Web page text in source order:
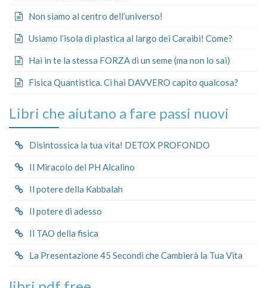
Non siamo al centro dell’universo!
Usiamo l’isola di plastica al largo dei Caraibi! Come?
Hai in te la stessa FORZA di un seme (ma non lo sai)
Fisica Quantistica. Ci hai DAVVERO capito qualcosa?
Libri che aiutano a fare passi nuovi
Disintossica la tua vita! DETOX PROFONDO
Il Miracolo del PH Alcalino
Il potere della Kabbalah
Il potere di adesso
Il TAO della fisica
La Presentazione 45 Secondi che Cambierà la Tua Vita